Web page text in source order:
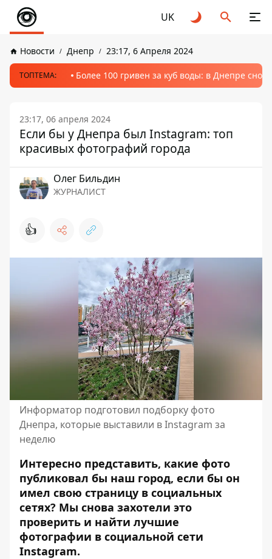
UK
Новости Днепр 23:17, 6 Апреля 2024
ТОПТЕМА: Более 100 гривен за куб воды: в Днепре
23:17, 06 апреля 2024
Если бы у Днепра был Instagram: топ
красивых фотографий города
Олег Бильдин
ЖУРНАЛИСТ
👍
Информатор подготовил подборку фото
Днепра, которые выставили в Instagram за
неделю
Интересно представить, какие фото
публиковал бы наш город, если бы он
имел свою страницу в социальных
сетях? Мы снова захотели это
проверить и найти лучшие
фотографии в социальной сети
Instagram.